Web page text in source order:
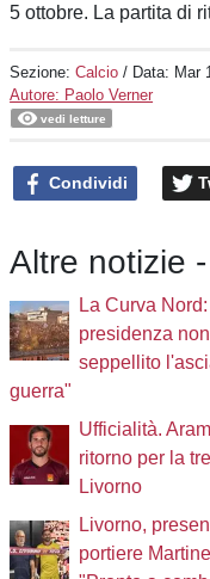
5 ottobre. La partita di
Sezione:Calcio / Data: Mar
Autore: Paolo Verner
vedi letture
Condividi
Altre notizie
La Curva
presidenza
seppellito
guerra"
Ufficialità.
ritorno per la
Livorno
Livorno,
portiere